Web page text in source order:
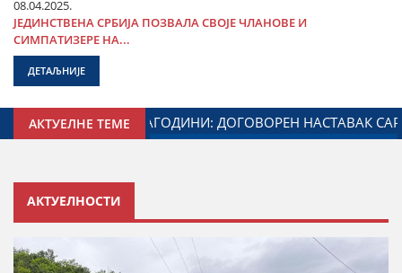
08.04.2025.
ЈЕДИНСТВЕНА СРБИЈА ПОЗВАЛА СВОЈЕ ЧЛАНОВЕ И
СИМПАТИЗЕРЕ НА...
ДЕТАЉНИЈЕ
АКТУЕЛНЕ ТЕМЕЗА ОДНОСЕ СА ДИЈАСПОРОМ ДАЛИБОР
АКТУЕЛНОСТИ